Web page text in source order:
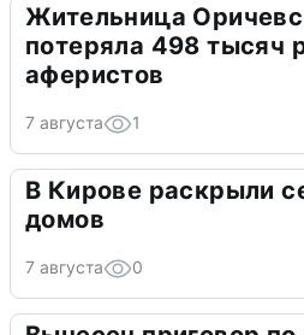
Жительница
потеряла 498 тысяч
аферистов
7 августа 1
В Кирове раскрыли
домов
7 августа 0